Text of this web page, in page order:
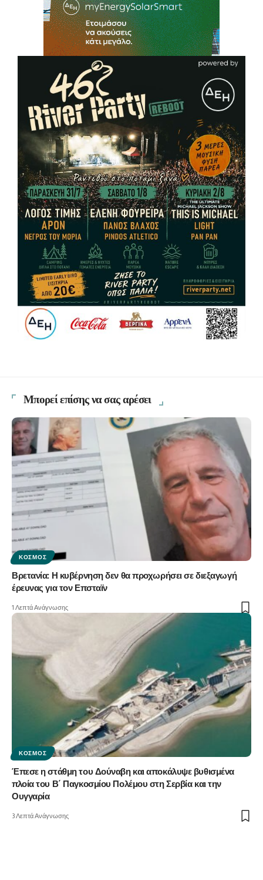
Μπορεί επίσης να σας αρέσει
ΚΌΣΜΟΣ
Βρετανία: Η κυβέρνηση δεν θα προχωρήσει σε διεξαγωγή
έρευνας για τον Επσταϊν
1 Λεπτά Ανάγνωσης
ΚΌΣΜΟΣ
Έπεσε η στάθμη του Δούναβη και αποκάλυψε βυθισμένα
πλοία του Β΄ Παγκοσμίου Πολέμου στη Σερβία και την
Ουγγαρία
3 Λεπτά Ανάγνωσης